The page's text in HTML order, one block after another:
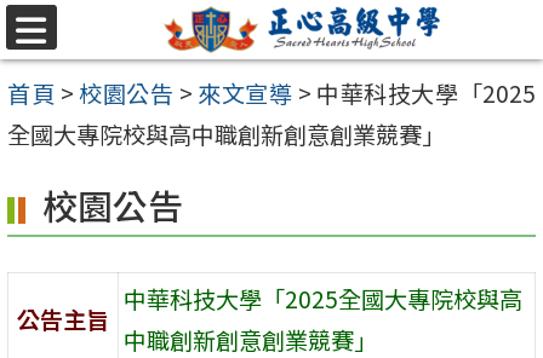
跳至主要內容區
選
單
首頁 >校園公告 > 來文宣導 > 中華科技大學「2025
全國大專院校與高中職創新創意創業競賽」
校園公告
公告主旨
中華科技大學「2025全國大專院校與高
中職創新創意創業競賽」